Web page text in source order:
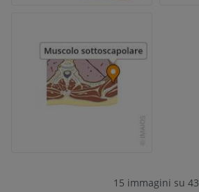
15 immagini su 43